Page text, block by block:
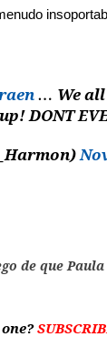
… We all
DONT
de que